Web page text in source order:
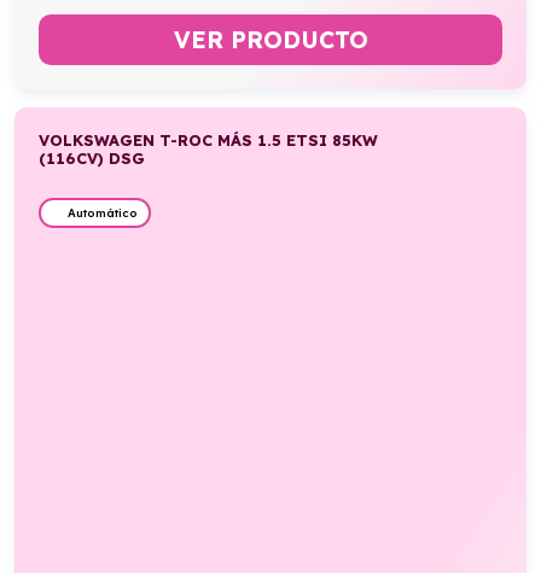
VER PRODUCTO
VOLKSWAGEN T-ROC MÁS 1.5 ETSI 85KW
(116CV) DSG
Automático